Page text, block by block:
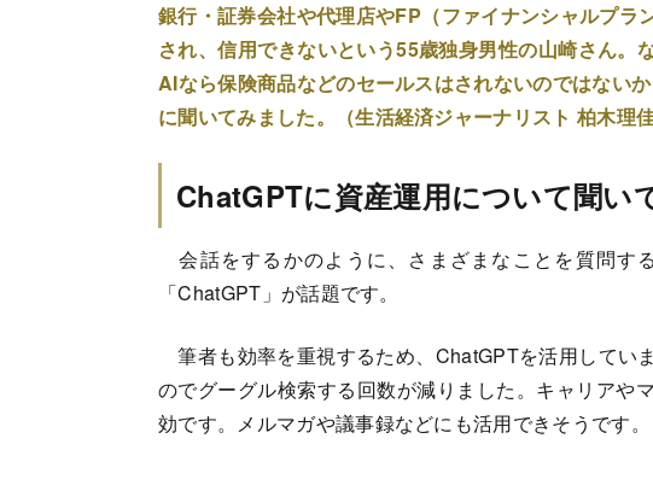
銀行・証券会社や代理店やFP（ファイナンシャルプ
され、信用できないという55歳独身男性の山崎さん。
AIなら保険商品などのセールスはされないのではない
に聞いてみました。（生活経済ジャーナリスト 柏木理佳
ChatGPTに資産運用について聞い
会話をするかのように、さまざまなことを質問す
「ChatGPT」が話題です。
筆者も効率を重視するため、ChatGPTを活用してい
のでグーグル検索する回数が減りました。キャリアや
効です。メルマガや議事録などにも活用できそうです。